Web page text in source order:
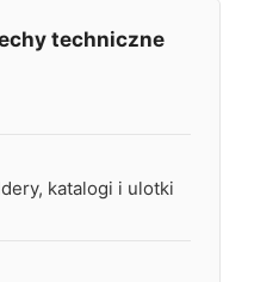
techniczne
katalogi i ulotki